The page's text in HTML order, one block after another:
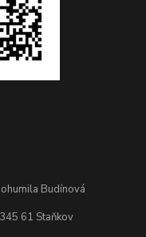
Budínová
61 Staňkov